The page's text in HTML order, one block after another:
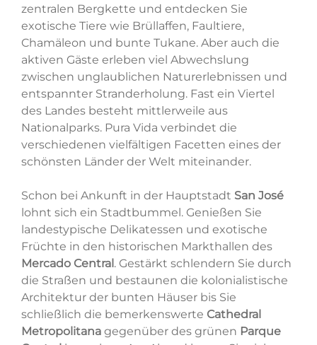
zentralen Bergkette und entdecken Sie
exotische Tiere wie Brüllaffen, Faultiere,
Chamäleon und bunte Tukane. Aber auch die
aktiven Gäste erleben viel Abwechslung
zwischen unglaublichen Naturerlebnissen und
entspannter Stranderholung. Fast ein Viertel
des Landes besteht mittlerweile aus
Nationalparks. Pura Vida verbindet die
verschiedenen vielfältigen Facetten eines der
schönsten Länder der Welt miteinander.
Schon bei Ankunft in der Hauptstadt San José
lohnt sich ein Stadtbummel. Genießen Sie
landestypische Delikatessen und exotische
Früchte in den historischen Markthallen des
Mercado Central . Gestärkt schlendern Sie durch
die Straßen und bestaunen die kolonialistische
Architektur der bunten Häuser bis Sie
schließlich die bemerkenswerte Cathedral
Metropolitanagegenüber des grünen Parque